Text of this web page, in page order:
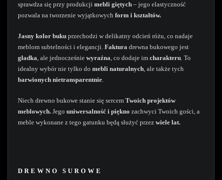
sprawdza się przy produkcji mebli giętych – jego elastyczność
pozwala na tworzenie wyjątkowych form i kształtów.
Jasny kolor buku przechodzi w delikatny odcień różu, co nadaje
meblom subtelności i elegancji. Faktura drewna bukowego jest
gładka, ale jednocześnie wyraźna, co dodaje im charakteru. To
idealny wybór nie tylko do mebli naturalnych, ale także tych
barwionych nietransparentnie.
Niech drewno bukowe stanie się sercem Twoich projektów
meblowych. Jego uniwersalność i piękno zachwyci Twoich gości, a
meble wykonane z tego gatunku będą służyć przez wiele lat.
DREWNO SUROWE